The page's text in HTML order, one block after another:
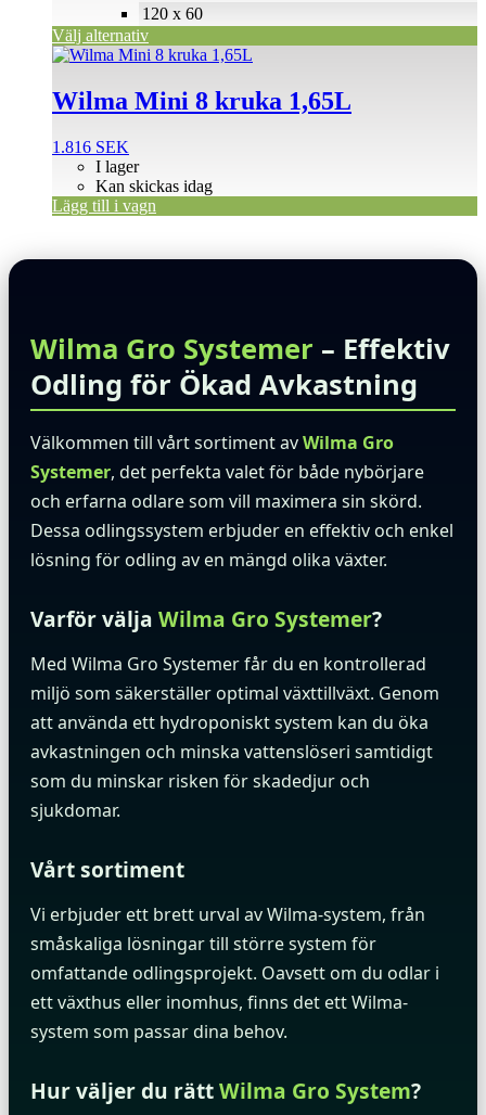
120 x 60
Välj alternativ
på
produktsidan
Wilma Mini 8 kruka 1,65L
1.816 SEK
I lager
Kan skickas idag
Lägg till i vagn
Wilma Gro Systemer – Effektiv
Odling för Ökad Avkastning
Välkommen till vårt sortiment avWilma Gro
Systemer, det perfekta valet för både nybörjare
och erfarna odlare som vill maximera sin skörd.
Dessa odlingssystem erbjuder en effektiv och enkel
lösning för odling av en mängd olika växter.
Varför välja Wilma Gro Systemer?
Med Wilma Gro Systemer får du en kontrollerad
miljö som säkerställer optimal växttillväxt. Genom
att använda ett hydroponiskt system kan du öka
avkastningen och minska vattenslöseri samtidigt
som du minskar risken för skadedjur och
sjukdomar.
Vårt sortiment
Vi erbjuder ett brett urval av Wilma-system, från
småskaliga lösningar till större system för
omfattande odlingsprojekt. Oavsett om du odlar i
ett växthus eller inomhus, finns det ett Wilma-
system som passar dina behov.
Hur väljer du rättWilma Gro System?